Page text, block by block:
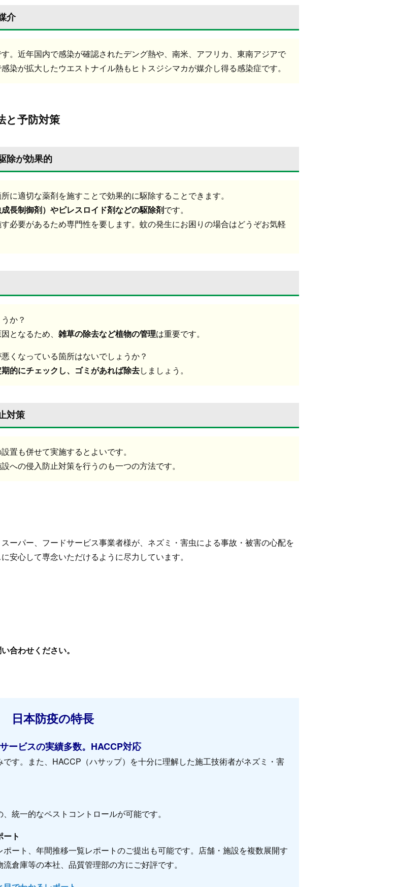
介
。近年国内で感染が確認されたデング熱や、南米、アフリカ、東南アジアで
染が拡大したウエストナイル熱もヒトスジシマカが媒介し得る感染症です。
と予防対策
除が効果的
に適切な薬剤を施すことで効果的に駆除することできます。
長制御剤）やピレスロイド剤などの駆除剤です。
必要があるため専門性を要します。蚊の発生にお困りの場合はどうぞお気軽
か？
となるため、 雑草の除去など植物の管理は重要です。
くなっている箇所はないでしょうか？
的にチェックし、ゴミがあれば除去しましょう。
対策
置も併せて実施するとよいです。
への侵入防止対策を行うのも一つの方法です。
ーパー、フードサービス事業者様が、ネズミ・害虫による事故・被害の心配を
安心して専念いただけるように尽力しています。
合わせください。
日本防疫の特長
ービスの実績多数。HACCP対応
す。また、HACCP（ハサップ）を十分に理解した施工技術者がネズミ・害
統一的なペストコントロールが可能です。
ト
ート、年間推移一覧レポートのご提出も可能です。店舗・施設を複数展開す
倉庫等の本社、品質管理部の方にご好評です。